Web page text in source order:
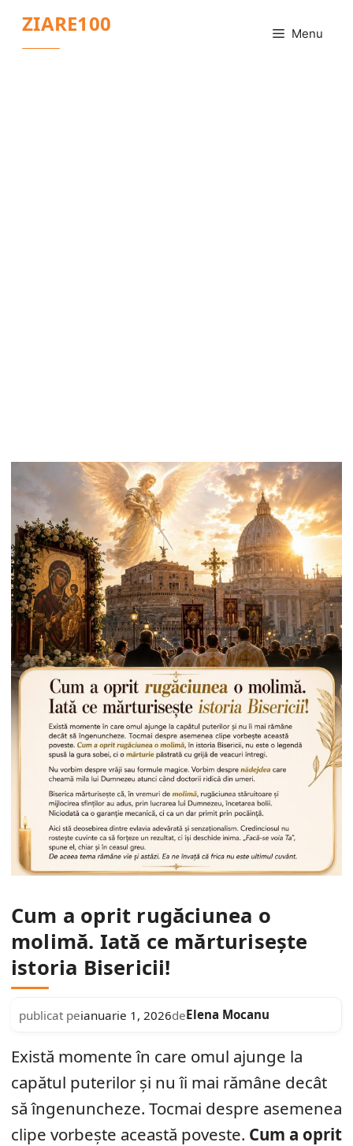
conținut
ZIARE100 Menu
Cum a oprit rugăciunea o
molimă. Iată ce mărturisește
istoria Bisericii!
publicat peianuarie 1, 2026deElena Mocanu
Există momente în care omul ajunge la
capătul puterilor și nu îi mai rămâne decât
să îngenuncheze. Tocmai despre asemenea
clipe vorbește această poveste. Cum a oprit